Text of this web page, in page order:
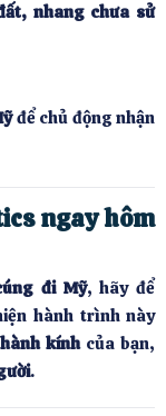
nhang chưa sử
để chủ động nhận
ngay hôm
đi Mỹ, hãy để
hành trình này
kínhcủa bạn,
.